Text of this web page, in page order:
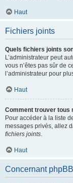
Haut
Fichiers joints
Quels fichiers joints
L’administrateur peut
vous n’êtes pas sûr de
l’administrateur pour
Haut
Comment trouver tous
Pour accéder à la liste
messages privés, allez
fichiers joints
Haut
Concernant phpBB